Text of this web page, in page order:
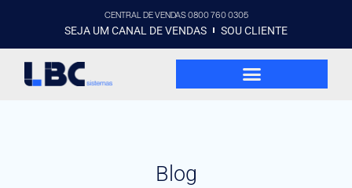
CENTRAL DE VENDAS 0800 760 0305
SEJA UM CANAL DE VENDAS SOU CLIENTE
Blog